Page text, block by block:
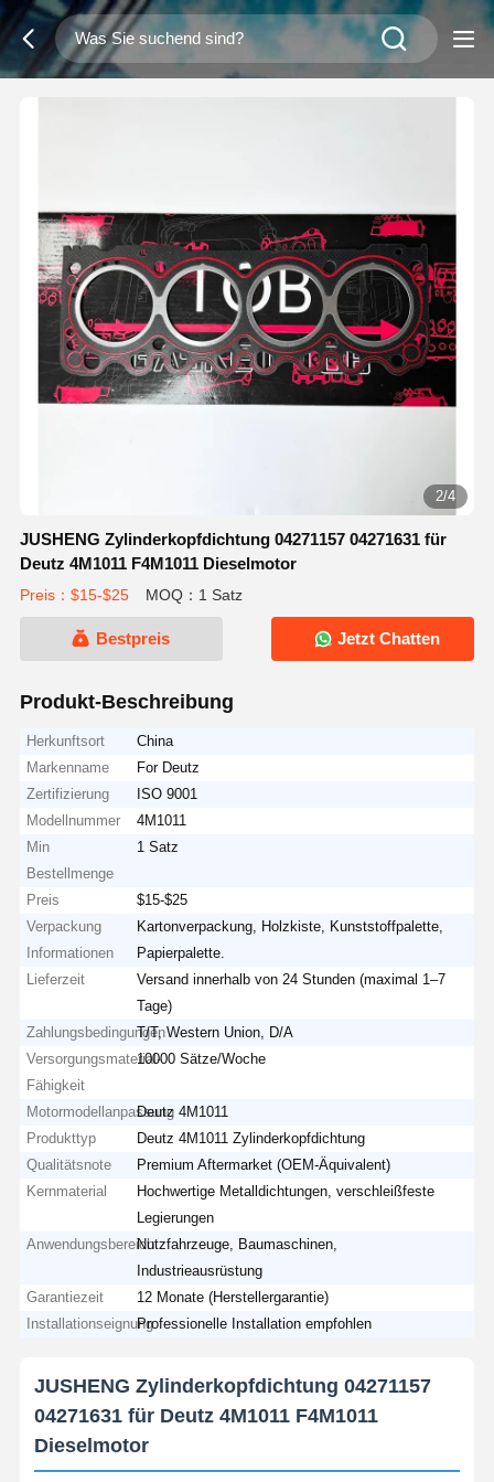
2/4
JUSHENG Zylinderkopfdichtung 04271157 04271631 für
Deutz 4M1011 F4M1011 Dieselmotor
Preis：$15-$25 MOQ：1 Satz
Bestpreis Jetzt Chatten
Produkt-Beschreibung
Herkunftsort
China
Markenname
For Deutz
Zertifizierung
ISO 9001
Modellnummer
4M1011
Min
Bestellmenge
1 Satz
Preis
$15-$25
Verpackung
Informationen
Kartonverpackung, Holzkiste, Kunststoffpalette,
Papierpalette.
Lieferzeit
Versand innerhalb von 24 Stunden (maximal 1–7
Tage)
ZahlungsbedingungenT/T, Western Union, D/A
Versorgungsmaterial-
Fähigkeit
10000 Sätze/Woche
MotormodellanpassungDeutz 4M1011
Produkttyp
Deutz 4M1011 Zylinderkopfdichtung
Qualitätsnote
Premium Aftermarket (OEM-Äquivalent)
Kernmaterial
Hochwertige Metalldichtungen, verschleißfeste
Legierungen
AnwendungsbereichNutzfahrzeuge, Baumaschinen,
Industrieausrüstung
Garantiezeit
12 Monate (Herstellergarantie)
InstallationseignungProfessionelle Installation empfohlen
JUSHENG Zylinderkopfdichtung 04271157
04271631 für Deutz 4M1011 F4M1011
Dieselmotor